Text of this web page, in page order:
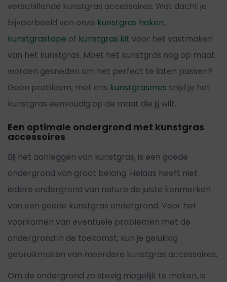
verschillende kunstgras accessoires. Wat dacht je
bijvoorbeeld van onze kunstgras haken,
kunstgrastape of kunstgras kit voor het vastmaken
van het kunstgras. Moet het kunstgras nog op maat
worden gesneden om het perfect te laten passen?
Geen probleem, met ons kunstgrasmes snijd je het
kunstgras eenvoudig op de maat die jij wilt.
Een optimale ondergrond met kunstgras
accessoires
Bij het aanleggen van kunstgras, is een goede
ondergrond van groot belang. Helaas heeft niet
iedere ondergrond van nature de juiste kenmerken
van een goede kunstgras ondergrond. Voor het
voorkomen van eventuele problemen met de
ondergrond in de toekomst, kun je gelukkig
gebruikmaken van meerdere kunstgras accessoires.
Om de ondergrond zo stevig mogelijk te maken, is